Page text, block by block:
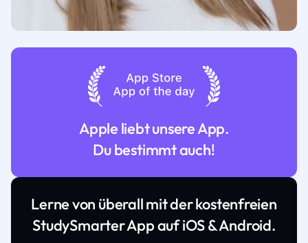
Apple liebt unsere App.
Du bestimmt auch!
Lerne von überall mit der kostenfreien
StudySmarter App auf iOS & Android.